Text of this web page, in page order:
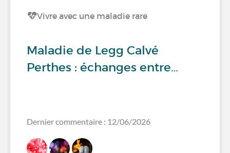
Vivre avec une maladie rare
Maladie de Legg Calvé
Perthes : échanges entre…
Dernier commentaire : 12/06/2026